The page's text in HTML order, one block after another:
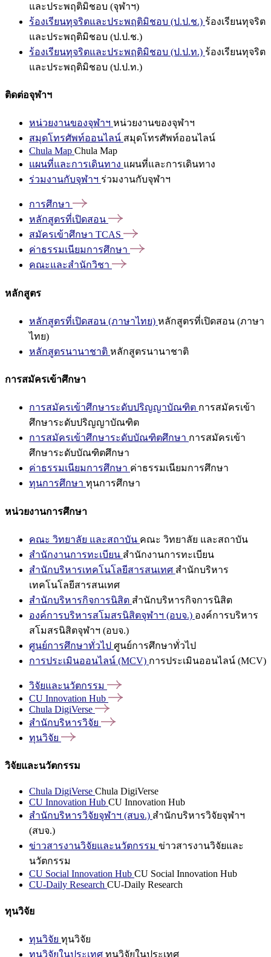
และประพฤติมิชอบ (จุฬาฯ)
ร้องเรียนทุจริตและประพฤติมิชอบ (ป.ป.ช.) ร้องเรียนทุจริต
และประพฤติมิชอบ (ป.ป.ช.)
ร้องเรียนทุจริตและประพฤติมิชอบ (ป.ป.ท.) ร้องเรียนทุจริต
และประพฤติมิชอบ (ป.ป.ท.)
ติดต่อจุฬาฯ
หน่วยงานของจุฬาฯ หน่วยงานของจุฬาฯ
สมุดโทรศัพท์ออนไลน์ สมุดโทรศัพท์ออนไลน์
Chula Map Chula Map
แผนที่และการเดินทาง แผนที่และการเดินทาง
ร่วมงานกับจุฬาฯ ร่วมงานกับจุฬาฯ
การศึกษา
หลักสูตรที่เปิดสอน
สมัครเข้าศึกษา TCAS
ค่าธรรมเนียมการศึกษา
คณะและสำนักวิชา
หลักสูตร
หลักสูตรที่เปิดสอน (ภาษาไทย) หลักสูตรที่เปิดสอน (ภาษา
ไทย)
หลักสูตรนานาชาติ หลักสูตรนานาชาติ
การสมัครเข้าศึกษา
การสมัครเข้าศึกษาระดับปริญญาบัณฑิต การสมัครเข้า
ศึกษาระดับปริญญาบัณฑิต
การสมัครเข้าศึกษาระดับบัณฑิตศึกษา การสมัครเข้า
ศึกษาระดับบัณฑิตศึกษา
ค่าธรรมเนียมการศึกษา ค่าธรรมเนียมการศึกษา
ทุนการศึกษา ทุนการศึกษา
หน่วยงานการศึกษา
คณะ วิทยาลัย และสถาบัน คณะ วิทยาลัย และสถาบัน
สำนักงานการทะเบียน สำนักงานการทะเบียน
สำนักบริหารเทคโนโลยีสารสนเทศ สำนักบริหาร
เทคโนโลยีสารสนเทศ
สำนักบริหารกิจการนิสิต สำนักบริหารกิจการนิสิต
องค์การบริหารสโมสรนิสิตจุฬาฯ (อบจ.) องค์การบริหาร
สโมสรนิสิตจุฬาฯ (อบจ.)
ศูนย์การศึกษาทั่วไป ศูนย์การศึกษาทั่วไป
การประเมินออนไลน์ (MCV) การประเมินออนไลน์ (MCV)
วิจัยและนวัตกรรม
CU Innovation Hub
Chula DigiVerse
สำนักบริหารวิจัย
ทุนวิจัย
วิจัยและนวัตกรรม
Chula DigiVerse Chula DigiVerse
CU Innovation Hub CU Innovation Hub
สำนักบริหารวิจัยจุฬาฯ (สบจ.) สำนักบริหารวิจัยจุฬาฯ
(สบจ.)
ข่าวสารงานวิจัยและนวัตกรรม ข่าวสารงานวิจัยและ
นวัตกรรม
CU Social Innovation Hub CU Social Innovation Hub
CU-Daily Research CU-Daily Research
ทุนวิจัย
ทุนวิจัย ทุนวิจัย
ทุนวิจัยในประเทศ ทุนวิจัยในประเทศ